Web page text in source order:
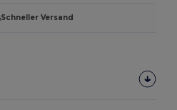
Schneller Versand